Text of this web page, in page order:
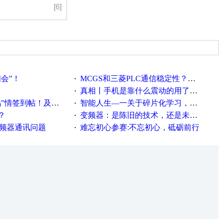
”！ · MCGS和三菱PLC通信稳定性？？？
· 真相丨手机是靠什么震动的用了这么多年才知道！
时更新在线研讨会预告
·
智能人生—一关于碎片化学习，看这一篇就够了！
· 变频器：是陈旧的技术，还是未来的幕后英雄？
器通讯问题
· 难忘初心参赛:不忘初心，砥砺前行